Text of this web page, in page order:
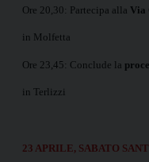
Ore 20,30: Partecipa alla Via
in Molfetta
Ore 23,45: Conclude la
in Terlizzi
23 APRILE, SABATO